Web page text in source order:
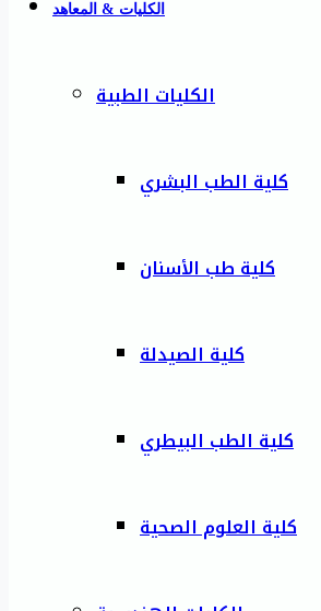
الكليات & المعاهد
الكليات الطبية
كلية الطب البشري
كلية طب الأسنان
كلية الصيدلة
كلية الطب البيطري
كلية العلوم الصحية